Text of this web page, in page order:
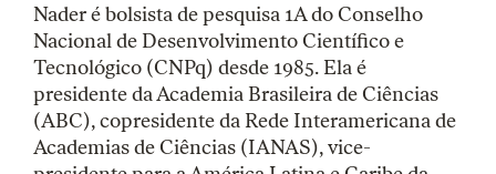
Nader é bolsista de pesquisa 1A do Conselho
Nacional de Desenvolvimento Científico e
Tecnológico (CNPq) desde 1985. Ela é
presidente da Academia Brasileira de Ciências
(ABC), copresidente da Rede Interamericana de
Academias de Ciências (IANAS), vice-